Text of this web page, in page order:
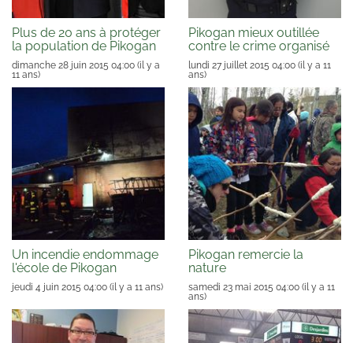
Plus de 20 ans à protéger
la population de Pikogan
dimanche 28 juin 2015 04:00 (il y a
11 ans)
Pikogan mieux outillée
contre le crime organisé
lundi 27 juillet 2015 04:00 (il y a 11
ans)
Un incendie endommage
l'école de Pikogan
jeudi 4 juin 2015 04:00 (il y a 11 ans)
Pikogan remercie la
nature
samedi 23 mai 2015 04:00 (il y a 11
ans)